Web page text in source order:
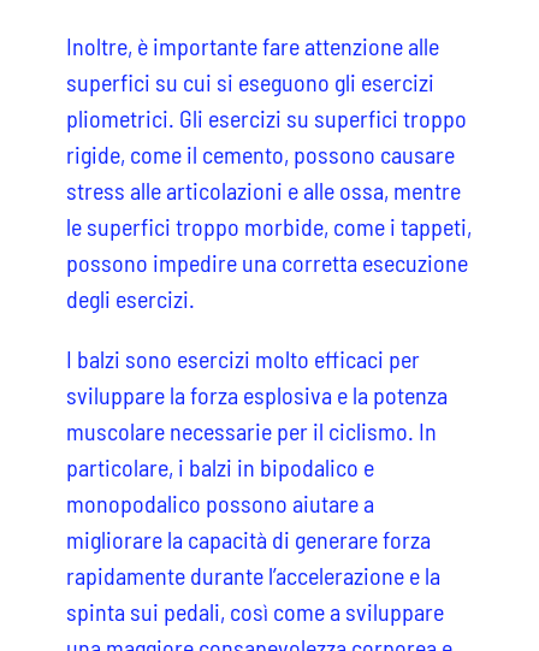
Inoltre, è importante fare attenzione alle
superfici su cui si eseguono gli esercizi
pliometrici. Gli esercizi su superfici troppo
rigide, come il cemento, possono causare
stress alle articolazioni e alle ossa, mentre
le superfici troppo morbide, come i tappeti,
possono impedire una corretta esecuzione
degli esercizi.
I balzi sono esercizi molto efficaci per
sviluppare la forza esplosiva e la potenza
muscolare necessarie per il ciclismo. In
particolare, i balzi in bipodalico e
monopodalico possono aiutare a
migliorare la capacità di generare forza
rapidamente durante l’accelerazione e la
spinta sui pedali, così come a sviluppare